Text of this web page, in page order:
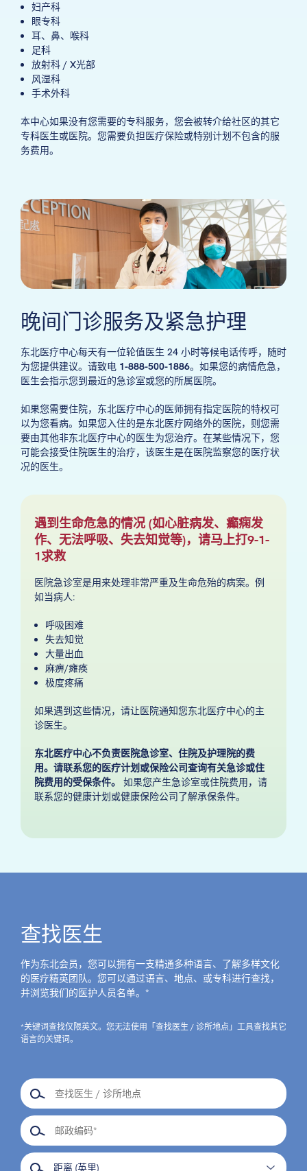
妇产科
眼专科
耳、鼻、喉科
足科
放射科 / X光部
风湿科
手术外科
本中心如果没有您需要的专科服务，您会被转介给社区的其它
专科医生或医院。您需要负担医疗保险或特别计划不包含的服
务费用。
晚间门诊服务及紧急护理
东北医疗中心每天有一位轮值医生 24 小时等候电话传呼，随时
为您提供建议。请致电 1-888-500-1886。如果您的病情危急，
医生会指示您到最近的急诊室或您的所属医院。
如果您需要住院，东北医疗中心的医师拥有指定医院的特权可
以为您看病。如果您入住的是东北医疗网络外的医院，则您需
要由其他非东北医疗中心的医生为您治疗。在某些情况下，您
可能会接受住院医生的治疗，该医生是在医院监察您的医疗状
况的医生。
遇到生命危急的情况 (如心脏病发、癫痫发
作、无法呼吸、失去知觉等)，请马上打9-1-
1求救
医院急诊室是用来处理非常严重及生命危殆的病案。例
如当病人:
呼吸困难
失去知觉
大量出血
麻痹/瘫痪
极度疼痛
如果遇到这些情况，请让医院通知您东北医疗中心的主
诊医生。
东北医疗中心不负责医院急诊室、住院及护理院的费
用。请联系您的医疗计划或保险公司查询有关急诊或住
院费用的受保条件。
如果您产生急诊室或住院费用，请
联系您的健康计划或健康保险公司了解承保条件。
查找医生
作为东北会员，您可以拥有一支精通多种语言、了解多样文化
的医疗精英团队。您可以通过语言、地点、或专科进行查找，
并浏览我们的医护人员名单。*
*关键词查找仅限英文。您无法使用「查找医生 / 诊所地点」工具查找其它
语言的关键词。